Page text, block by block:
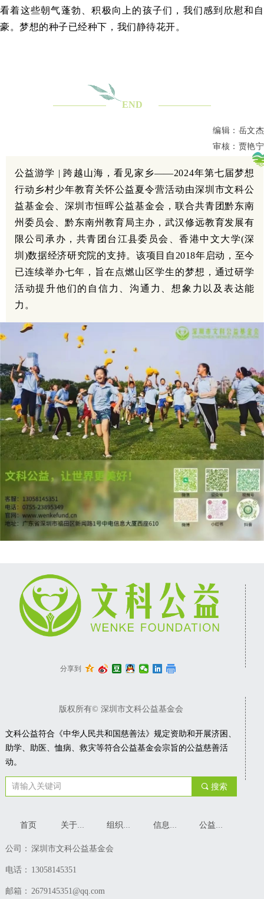
看着这些朝气蓬勃、积极向上的孩子们，我们感到欣慰和自
豪。梦想的种子已经种下，我们静待花开。
END
编辑：岳文杰
审核：贾艳宁
公益游学 | 跨越山海，看见家乡——2024年第七届梦想
行动乡村少年教育关怀公益夏令营活动由深圳市文科公
益基金会、深圳市恒晖公益基金会，联合共青团黔东南
州委员会、黔东南州教育局主办，武汉修远教育发展有
限公司承办，共青团台江县委员会、香港中文大学(深
圳)数据经济研究院的支持。该项目自2018年启动，至今
已连续举办七年，旨在点燃山区学生的梦想，通过研学
活动提升他们的自信力、沟通力、想象力以及表达能
力。
分享到
版权所有© 深圳市文科公益基金会
文科公益符合《中华人民共和国慈善法》规定资助和开展济困、
助学、助医、恤病、救灾等符合公益基金会宗旨的公益慈善活
动。
끠 搜索
首页 关于我们 组织架构 信息公开 公益分享
公司： 深圳市文科公益基金会
电话： 13058145351
邮箱： 2679145351@qq.com